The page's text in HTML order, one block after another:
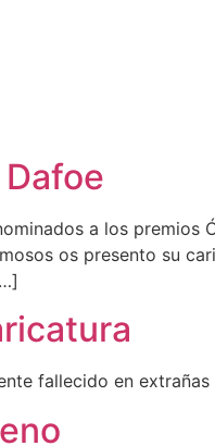
a los premios
os presento su
fallecido en